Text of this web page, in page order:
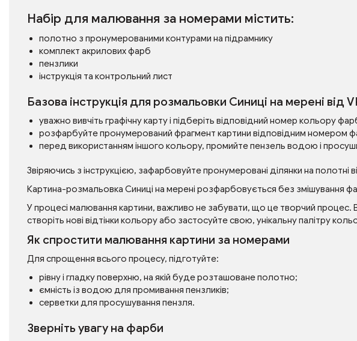
Набір для малювання за номерами містить:
полотно з пронумерованими контурами на підрамнику
комплект акрилових фарб
пензлики
інструкція та контрольний лист
Базова інструкція для розмальовки Синиці на мерені від
уважно вивчіть графічну карту і підберіть відповідний номер кольору
розфарбуйте пронумерований фрагмент картини відповідним номером
перед використанням іншого кольору, промийте пензель водою і
Звіряючись з інструкцією, зафарбовуйте пронумеровані ділянки на
Картина-розмальовка Синиці на мерені розфарбовується без змішування
У процесі малювання картини, важливо не забувати, що це творчий процес.
створіть нові відтінки кольору або застосуйте свою, унікальну палітру
Як спростити малювання картини за номерами
Для спрощення всього процесу, підготуйте:
рівну і гладку поверхню, на якій буде розташоване полотно;
ємність із водою для промивання пензликів;
серветки для просушування пензля.
Зверніть увагу на фарби